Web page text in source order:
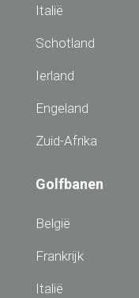
Italië
Schotland
Ierland
Engeland
Zuid-Afrika
Golfbanen
België
Frankrijk
Italië